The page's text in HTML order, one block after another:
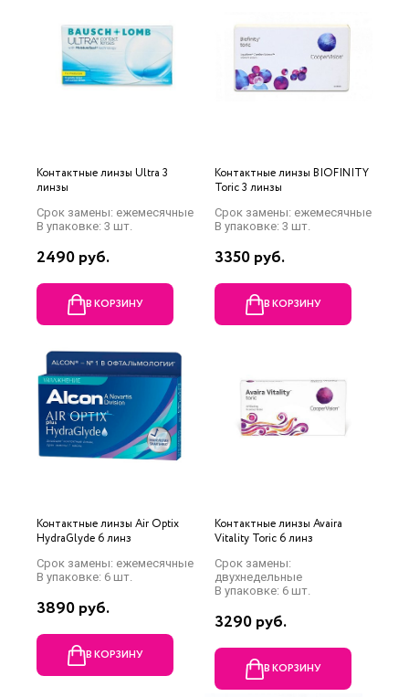
Контактные линзы Ultra 3
линзы
Срок замены: ежемесячные
В упаковке: 3 шт.
2490 руб.
В КОРЗИНУ
Контактные линзы BIOFINITY
Toric 3 линзы
Срок замены: ежемесячные
В упаковке: 3 шт.
3350 руб.
В КОРЗИНУ
Контактные линзы Air Optix
HydraGlyde 6 линз
Срок замены: ежемесячные
В упаковке: 6 шт.
3890 руб.
В КОРЗИНУ
Контактные линзы Avaira
Vitality Toric 6 линз
Срок замены:
двухнедельные
В упаковке: 6 шт.
3290 руб.
В КОРЗИНУ